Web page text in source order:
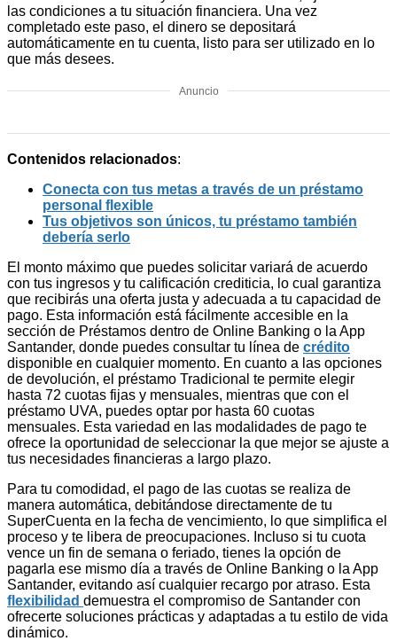
las condiciones a tu situación financiera. Una vez
completado este paso, el dinero se depositará
automáticamente en tu cuenta, listo para ser utilizado en lo
que más desees.
Anuncio
Contenidos relacionados:
Conecta con tus metas a través de un préstamo
personal flexible
Tus objetivos son únicos, tu préstamo también
debería serlo
El monto máximo que puedes solicitar variará de acuerdo
con tus ingresos y tu calificación crediticia, lo cual garantiza
que recibirás una oferta justa y adecuada a tu capacidad de
pago. Esta información está fácilmente accesible en la
sección de Préstamos dentro de Online Banking o la App
Santander, donde puedes consultar tu línea de crédito
disponible en cualquier momento. En cuanto a las opciones
de devolución, el préstamo Tradicional te permite elegir
hasta 72 cuotas fijas y mensuales, mientras que con el
préstamo UVA, puedes optar por hasta 60 cuotas
mensuales. Esta variedad en las modalidades de pago te
ofrece la oportunidad de seleccionar la que mejor se ajuste a
tus necesidades financieras a largo plazo.
Para tu comodidad, el pago de las cuotas se realiza de
manera automática, debitándose directamente de tu
SuperCuenta en la fecha de vencimiento, lo que simplifica el
proceso y te libera de preocupaciones. Incluso si tu cuota
vence un fin de semana o feriado, tienes la opción de
pagarla ese mismo día a través de Online Banking o la App
Santander, evitando así cualquier recargo por atraso. Esta
flexibilidad demuestra el compromiso de Santander con
ofrecerte soluciones prácticas y adaptadas a tu estilo de vida
dinámico.